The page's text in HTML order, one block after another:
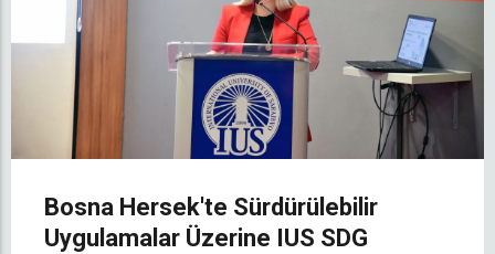
Bosna Hersek'te Sürdürülebilir
Uygulamalar Üzerine IUS SDG